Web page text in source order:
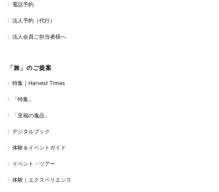
電話予約
法人予約（代行）
法人会員ご担当者様へ
「旅」のご提案
特集｜Harvest Times
「特集」
「至福の逸品」
デジタルブック
体験＆イベントガイド
イベント・ツアー
体験｜エクスペリエンス